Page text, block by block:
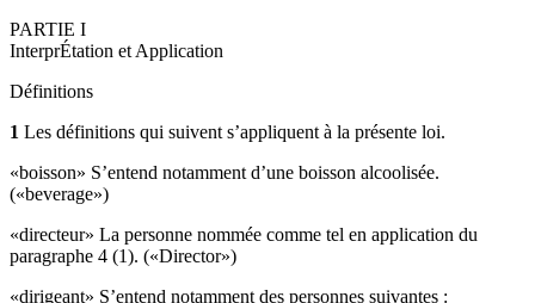
PARTIE I
InterprÉtation et Application
Définitions
1 Les définitions qui suivent s’appliquent à la présente loi.
«boisson» S’entend notamment d’une boisson alcoolisée.
(«beverage»)
«directeur» La personne nommée comme tel en application du
paragraphe 4 (1). («Director»)
«dirigeant» S’entend notamment des personnes suivantes :